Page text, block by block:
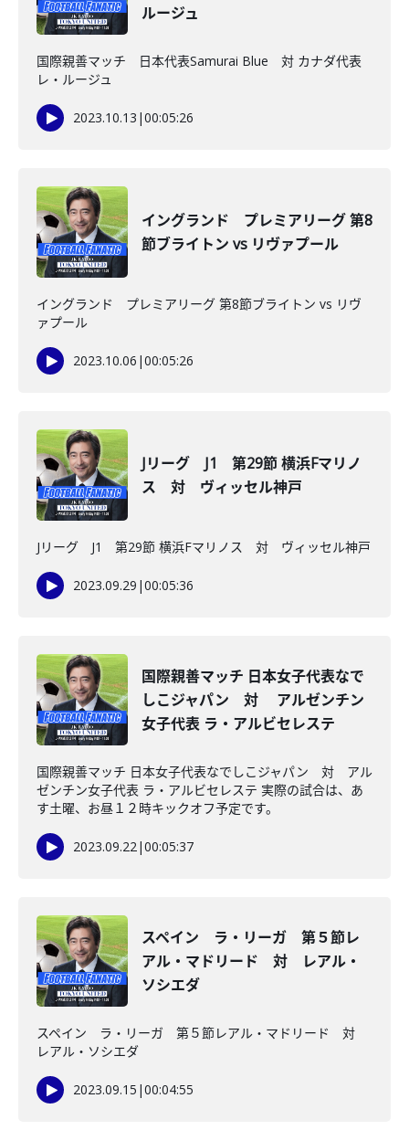
ルージュ
国際親善マッチ 日本代表Samurai Blue 対 カナダ代表
レ・ルージュ
2023.10.13 |00:05:26
イングランド プレミアリーグ 第8
節ブライトン vs リヴァプール
イングランド プレミアリーグ 第8節ブライトン vs リヴ
ァプール
2023.10.06 |00:05:26
Jリーグ J1 第29節 横浜Fマリノ
ス 対 ヴィッセル神戸
Jリーグ J1 第29節 横浜Fマリノス 対 ヴィッセル神戸
2023.09.29 |00:05:36
国際親善マッチ 日本女子代表なで
しこジャパン 対 アルゼンチン
女子代表 ラ・アルビセレステ
国際親善マッチ 日本女子代表なでしこジャパン 対 アル
ゼンチン女子代表 ラ・アルビセレステ 実際の試合は、あ
す土曜、お昼１２時キックオフ予定です。
2023.09.22|00:05:37
スペイン ラ・リーガ 第５節レ
アル・マドリード 対 レアル・
ソシエダ
スペイン ラ・リーガ 第５節レアル・マドリード 対
レアル・ソシエダ
2023.09.15 |00:04:55